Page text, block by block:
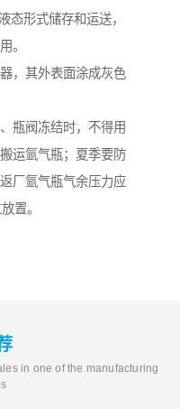
态形式储存和运送，
。
，其外表面涂成灰色
瓶阀冻结时，不得用
运氩气瓶；夏季要防
厂氩气瓶气余压力应
置。
in one of the manufacturing